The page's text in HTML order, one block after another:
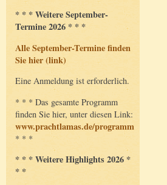
* * * Weitere September-
Termine 2026 * * *
Alle September-Termine finden
Sie hier (link)
Eine Anmeldung ist erforderlich.
* * * Das gesamte Programm
finden Sie hier, unter diesen Link:
www.prachtlamas.de/programm
* * *
* * * Weitere Highlights 2026 *
* *